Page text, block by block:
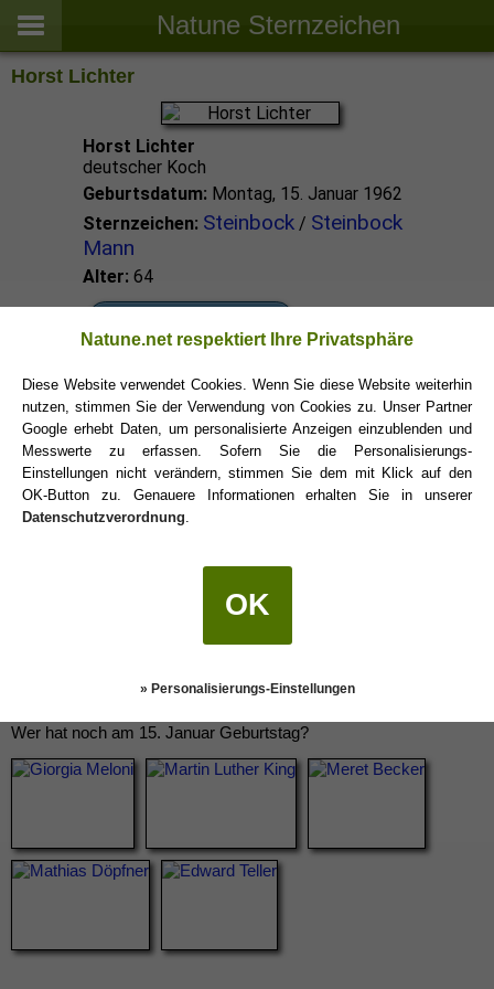
Natune Sternzeichen
Horst Lichter
Horst Lichter
deutscher Koch
Geburtsdatum: Montag, 15. Januar 1962
Sternzeichen: Steinbock/ Steinbock
Mann
Alter: 64
Steinbock Sternzeichen
Wer hat noch am 15. Januar Geburtstag?
Natune.net respektiert Ihre Privatsphäre
Diese Website verwendet Cookies. Wenn Sie diese Website weiterhin
nutzen, stimmen Sie der Verwendung von Cookies zu. Unser Partner
Google erhebt Daten, um personalisierte Anzeigen einzublenden und
Messwerte zu erfassen. Sofern Sie die Personalisierungs-
Einstellungen nicht verändern, stimmen Sie dem mit Klick auf den
OK-Button zu. Genauere Informationen erhalten Sie in unserer
Datenschutzverordnung.
OK
» Personalisierungs-Einstellungen